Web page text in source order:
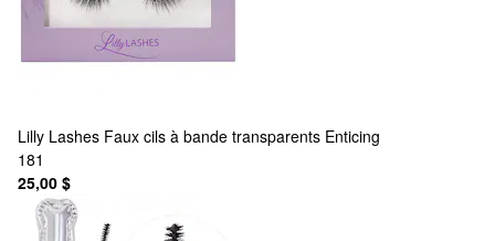
Lilly Lashes Faux cils à bande transparents Enticing
181
25,00 $